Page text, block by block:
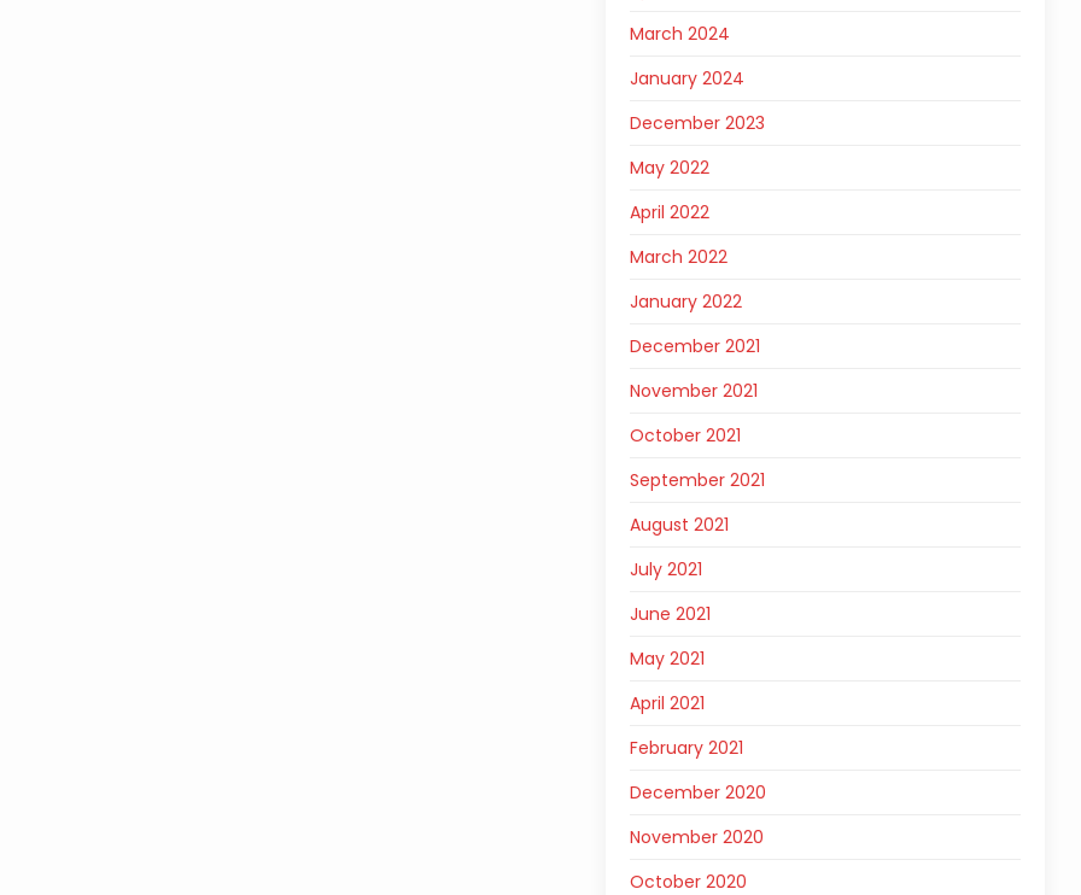
March 2024
January 2024
December 2023
May 2022
April 2022
March 2022
January 2022
December 2021
November 2021
October 2021
September 2021
August 2021
July 2021
June 2021
May 2021
April 2021
February 2021
December 2020
November 2020
October 2020